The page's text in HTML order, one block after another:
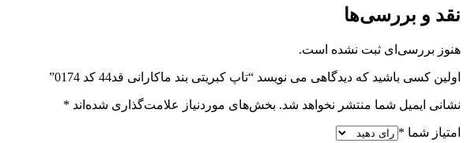
نقد و بررسی‌ها
هنوز بررسی‌ای ثبت نشده است.
اولین کسی باشید که دیدگاهی می نویسد “تاپ کبریتی بند ماکارانی قد44 کد 0174”
نشانی ایمیل شما منتشر نخواهد شد. بخش‌های موردنیاز علامت‌گذاری شده‌اند *
امتیاز شما *